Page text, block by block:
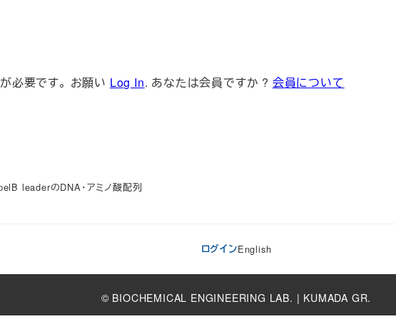
必要です。 お願い Log In. あなたは会員ですか ? 会員について
leaderのDNA・アミノ酸配列
ログインEnglish
© BIOCHEMICAL ENGINEERING LAB. | KUMADA GR.